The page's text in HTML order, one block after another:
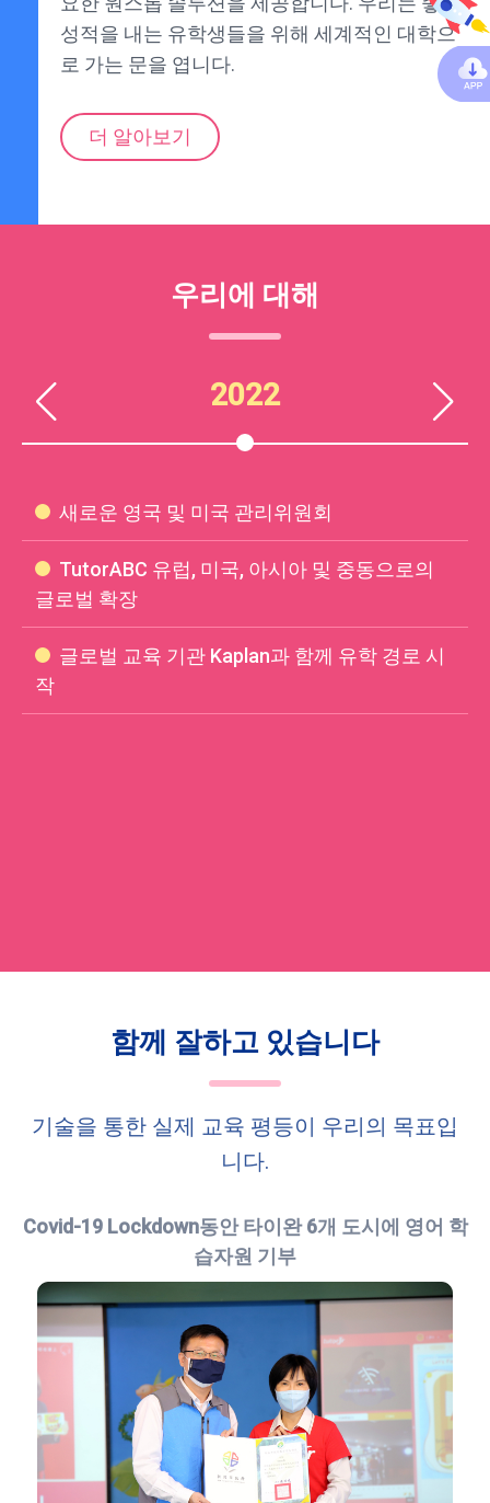
성적을 내는 유학생들을 위해 세계적인 대학으
로 가는 문을 엽니다.
더 알아보기
우리에 대해
2022
새로운 영국 및 미국 관리위원회
TutorABC 유럽, 미국, 아시아 및 중동으로의
글로벌 확장
글로벌 교육 기관 Kaplan과 함께 유학 경로 시
작
함께 잘하고 있습니다
기술을 통한 실제 교육 평등이 우리의 목표입
니다.
Covid-19 Lockdown동안 타이완 6개 도시에 영어 학
습자원 기부